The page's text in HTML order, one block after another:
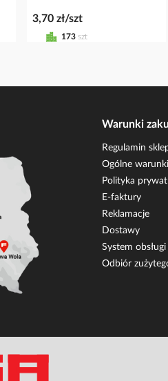
3,70 zł/szt
173 szt
Warunki
Regulamin
Ogólne
Polityka
E-faktury
Reklamacje
Dostawy
System
Odbiór